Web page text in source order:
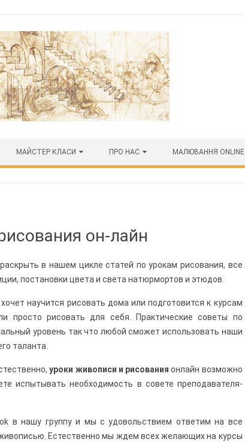
МАЙСТЕР КЛАСИ ПРО НАС МАЛЮВАННЯ ONLINE
он-лайн
в нашем цикле статей по урокам рисования, все
постановки цвета и света натюрмортов и этюдов.
научится рисовать дома или подготовится к курсам
просто рисовать для себя. Практические советы по
уровень так что любой сможет использовать наши
таланта.
уроки живописи и рисования онлайн возможно
испытывать необходимость в совете преподавателя-
в нашу группу и мы с удовольствием ответим на все
Естественно мы ждем всех желающих на курсы